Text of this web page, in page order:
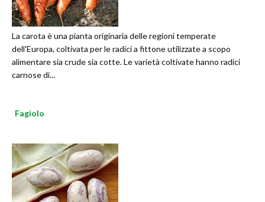
La carota è una pianta originaria delle regioni temperate
dell'Europa, coltivata per le radici a fittone utilizzate a scopo
alimentare sia crude sia cotte. Le varietà coltivate hanno radici
carnose di...
Fagiolo